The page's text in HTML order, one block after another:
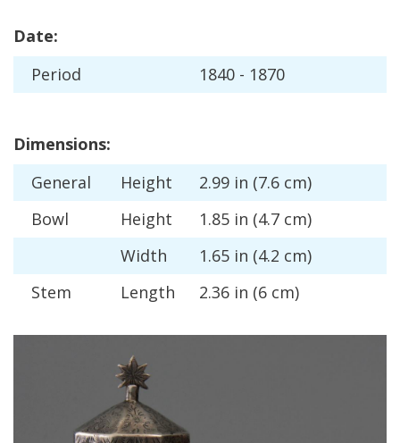
Date:
Period
1840 - 1870
Dimensions:
General
Height 2.99 in (7.6 cm)
Bowl
Height 1.85 in (4.7 cm)
Width
1.65 in (4.2 cm)
Stem
Length 2.36 in (6 cm)